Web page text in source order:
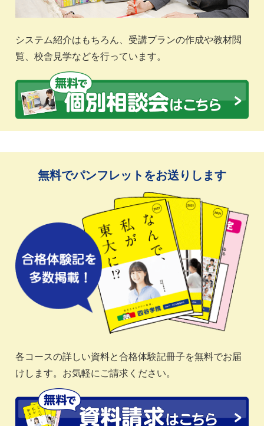
システム紹介はもちろん、受講プランの作成や教材閲
覧、校舎見学などを行っています。
無料でパンフレットをお送りします
各コースの詳しい資料と合格体験記冊子を無料でお届
けします。お気軽にご請求ください。